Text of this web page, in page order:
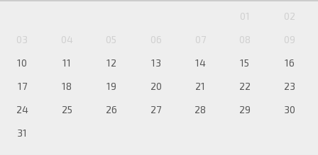
01
02
03
04 05 06 07 08
09
10
11 12 13 14 15
16
17
18 19 20 21 22
23
24
25 26 27 28 29
30
31